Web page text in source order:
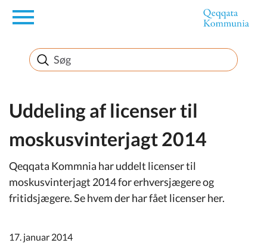
en
Borger
Erhverv
Politik
Turisme
Selvbetjening
Uddeling af licenser til
moskusvinterjagt 2014
Qeqqata Kommnia har uddelt licenser til
moskusvinterjagt 2014 for erhversjægere og
fritidsjægere. Se hvem der har fået licenser her.
17. januar 2014